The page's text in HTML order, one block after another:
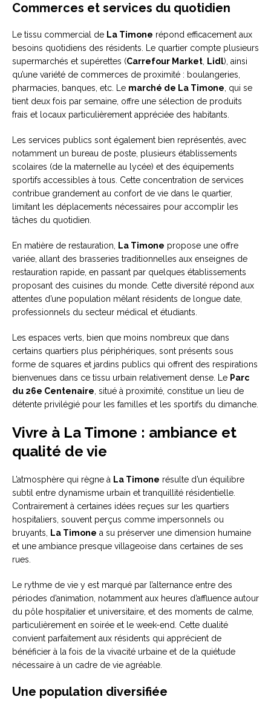
Commerces et services du quotidien
Le tissu commercial de La Timone répond efficacement aux
besoins quotidiens des résidents. Le quartier compte plusieurs
supermarchés et supérettes (Carrefour Market, Lidl), ainsi
qu’une variété de commerces de proximité : boulangeries,
pharmacies, banques, etc. Le marché de La Timone, qui se
tient deux fois par semaine, offre une sélection de produits
frais et locaux particulièrement appréciée des habitants.
Les services publics sont également bien représentés, avec
notamment un bureau de poste, plusieurs établissements
scolaires (de la maternelle au lycée) et des équipements
sportifs accessibles à tous. Cette concentration de services
contribue grandement au confort de vie dans le quartier,
limitant les déplacements nécessaires pour accomplir les
tâches du quotidien.
En matière de restauration, La Timone propose une offre
variée, allant des brasseries traditionnelles aux enseignes de
restauration rapide, en passant par quelques établissements
proposant des cuisines du monde. Cette diversité répond aux
attentes d’une population mêlant résidents de longue date,
professionnels du secteur médical et étudiants.
Les espaces verts, bien que moins nombreux que dans
certains quartiers plus périphériques, sont présents sous
forme de squares et jardins publics qui offrent des respirations
bienvenues dans ce tissu urbain relativement dense. Le Parc
du 26e Centenaire, situé à proximité, constitue un lieu de
détente privilégié pour les familles et les sportifs du dimanche.
Vivre à La Timone : ambiance et
qualité de vie
L’atmosphère qui règne à La Timone résulte d’un équilibre
subtil entre dynamisme urbain et tranquillité résidentielle.
Contrairement à certaines idées reçues sur les quartiers
hospitaliers, souvent perçus comme impersonnels ou
bruyants, La Timone a su préserver une dimension humaine
et une ambiance presque villageoise dans certaines de ses
rues.
Le rythme de vie y est marqué par l’alternance entre des
périodes d’animation, notamment aux heures d’affluence autour
du pôle hospitalier et universitaire, et des moments de calme,
particulièrement en soirée et le week-end. Cette dualité
convient parfaitement aux résidents qui apprécient de
bénéficier à la fois de la vivacité urbaine et de la quiétude
nécessaire à un cadre de vie agréable.
Une population diversifiée